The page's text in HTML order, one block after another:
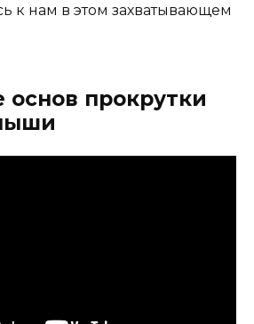
к нам в этом захватывающем
прокрутки